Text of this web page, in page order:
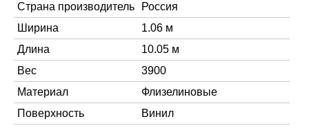
Страна производитель
Россия
Ширина
1.06 м
Длина
10.05 м
Вес
3900
Материал
Флизелиновые
Поверхность
Винил